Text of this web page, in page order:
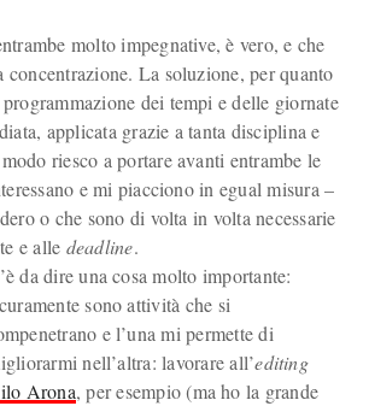
molto impegnative, è vero, e che
concentrazione. La soluzione, per quanto
dei tempi e delle giornate
applicata grazie a tanta disciplina e
riesco a portare avanti entrambe le
e mi piacciono in egual misura –
o che sono di volta in volta necessarie
e alle deadline.
da dire una cosa molto importante:
sono attività che si
e l’una mi permette di
nell’altra: lavorare all’editing
Arona, per esempio (ma ho la grande